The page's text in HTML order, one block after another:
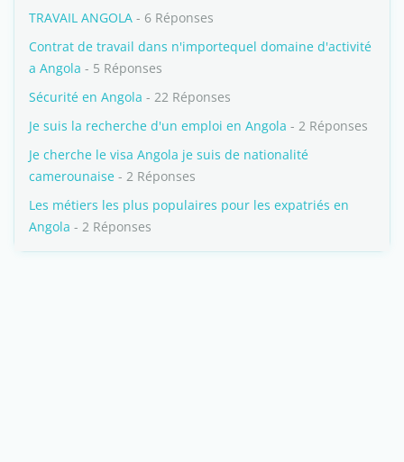
TRAVAIL ANGOLA - 6 Réponses
Contrat de travail dans n'importequel domaine d'activité
a Angola - 5 Réponses
Sécurité en Angola - 22 Réponses
Je suis la recherche d'un emploi en Angola - 2 Réponses
Je cherche le visa Angola je suis de nationalité
camerounaise - 2 Réponses
Les métiers les plus populaires pour les expatriés en
Angola - 2 Réponses